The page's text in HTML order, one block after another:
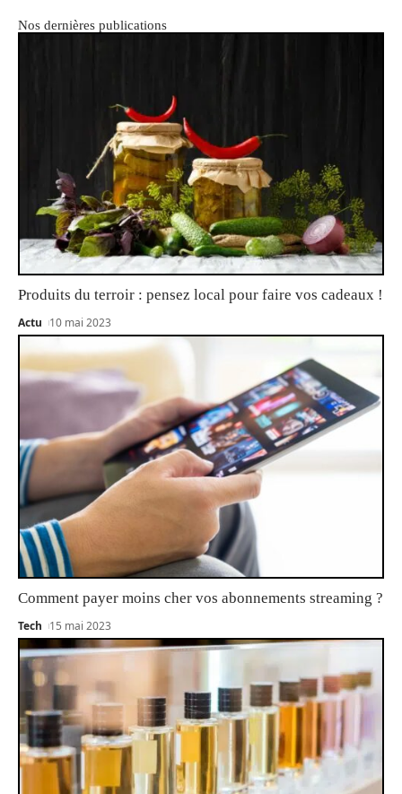
Nos dernières publications
Produits du terroir : pensez local pour faire vos cadeaux !
Actu 10 mai 2023
Comment payer moins cher vos abonnements streaming ?
Tech 15 mai 2023